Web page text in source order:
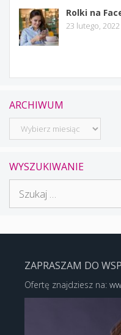
Rolki na
23 lutego, 2022
ARCHIWUM
Archiwum
WYSZUKIWANIE
ZAPRASZAM DO
Ofertę znajdziesz na: